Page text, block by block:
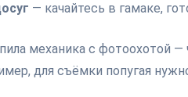
— качайтесь в гамаке,
механика с фотоохотой
для съёмки попугая